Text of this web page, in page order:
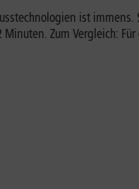
ist immens.
Zum Vergleich: